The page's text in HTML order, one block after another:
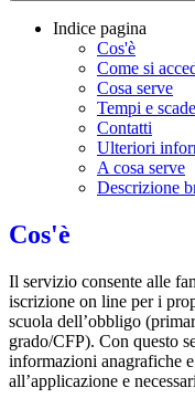
Indice pagina
Cos'è
Come si
Cosa serve
Tempi e
Contatti
Ulteriori
A cosa serve
Descrizione
Cos'è
Il servizio consente alle
iscrizione on line per i
scuola dell’obbligo
grado/CFP). Con questo
informazioni anagrafiche
all’applicazione e